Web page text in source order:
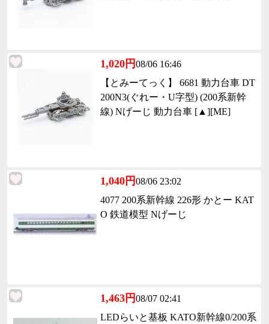
1,020円08/06 16:46
【とみーてっく】 6681 動力台車 DT
200N3(ぐれー・U字型) (200系新幹
線) Nげーじ 動力台車 [▲][ME]
1,040円08/06 23:02
4077 200系新幹線 226形 かとー KAT
O 鉄道模型 Nげーじ
1,463円08/07 02:41
LEDらいと基板 KATO新幹線0/200系